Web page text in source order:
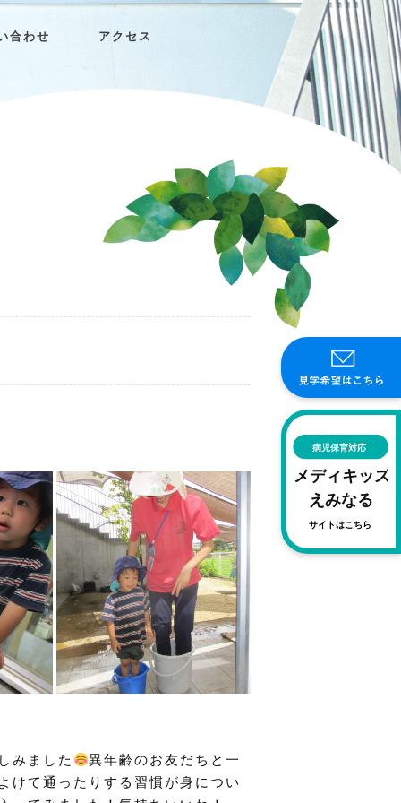
合わせ アクセス
みました
異年齢のお友だちと一
けて通ったりする習慣が身につい